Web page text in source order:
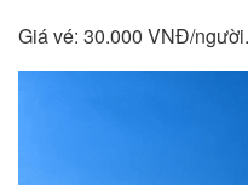
Giá vé: 30.000 VNĐ/người.